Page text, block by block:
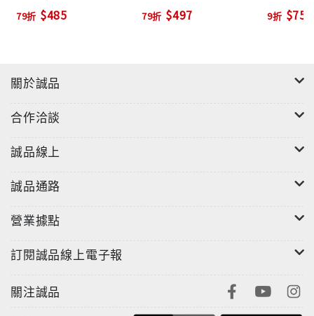
and Less from Each
79折 $485
Digital Age
79折 $497
and
9折 $756
關於誠品
合作洽談
誠品線上
誠品通路
營業據點
訂閱誠品線上電子報
關注誠品